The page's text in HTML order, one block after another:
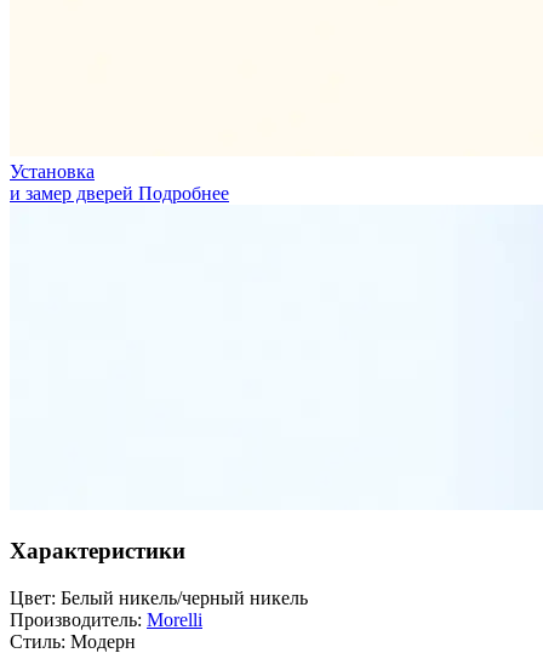
Установка
и замер дверей Подробнее
Характеристики
Цвет: Белый никель/черный никель
Производитель: Morelli
Стиль: Модерн